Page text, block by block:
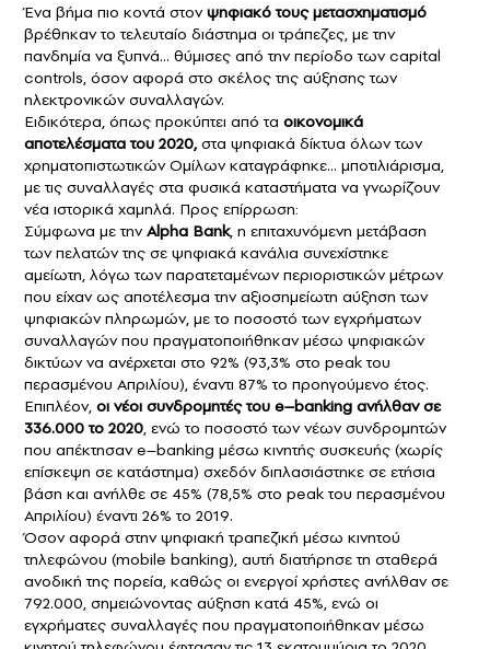
Ένα βήμα πιο κοντά στονψηφιακό τους μετασχηματισμό
βρέθηκαν το τελευταίο διάστημα οι τράπεζες, με την
πανδημία να ξυπνά… θύμισες από την περίοδο τωνcapital
controls, όσον αφορά στο σκέλος της αύξησης των
ηλεκτρονικών συναλλαγών.
Ειδικότερα, όπως προκύπτει από τα οικονομικά
αποτελέσματα του 2020,στα ψηφιακά δίκτυα όλων των
χρηματοπιστωτικών Ομίλων καταγράφηκε… μποτιλιάρισμα,
με τις συναλλαγές στα φυσικά καταστήματα να γνωρίζουν
νέα ιστορικά χαμηλά. Προς επίρρωση:
Σύμφωνα με τηνAlpha Bank, η επιταχυνόμενη μετάβαση
των πελατών της σε ψηφιακά κανάλια συνεχίστηκε
αμείωτη, λόγω των παρατεταμένων περιοριστικών μέτρων
που είχαν ως αποτέλεσμα την αξιοσημείωτη αύξηση των
ψηφιακών πληρωμών, με το ποσοστό των εγχρήματων
συναλλαγών που πραγματοποιήθηκαν μέσω ψηφιακών
δικτύων να ανέρχεται στο 92% (93,3% στο peakτου
περασμένου Απριλίου), έναντι 87% το προηγούμενο έτος.
Επιπλέον, οι νέοι συνδρομητές του e–banking ανήλθαν σε
336.000 το 2020, ενώ το ποσοστό των νέων συνδρομητών
που απέκτησανe–banking μέσω κινητής συσκευής (χωρίς
επίσκεψη σε κατάστημα) σχεδόν διπλασιάστηκε σε ετήσια
βάση και ανήλθε σε 45% (78,5% στο peakτου περασμένου
Απριλίου) έναντι 26% το 2019.
Όσον αφορά στην ψηφιακή τραπεζική μέσω κινητού
τηλεφώνου (mobile banking), αυτή διατήρησε τη σταθερά
ανοδική της πορεία, καθώς οι ενεργοί χρήστες ανήλθαν σε
792.000, σημειώνοντας αύξηση κατά 45%, ενώ οι
εγχρήματες συναλλαγές που πραγματοποιήθηκαν μέσω